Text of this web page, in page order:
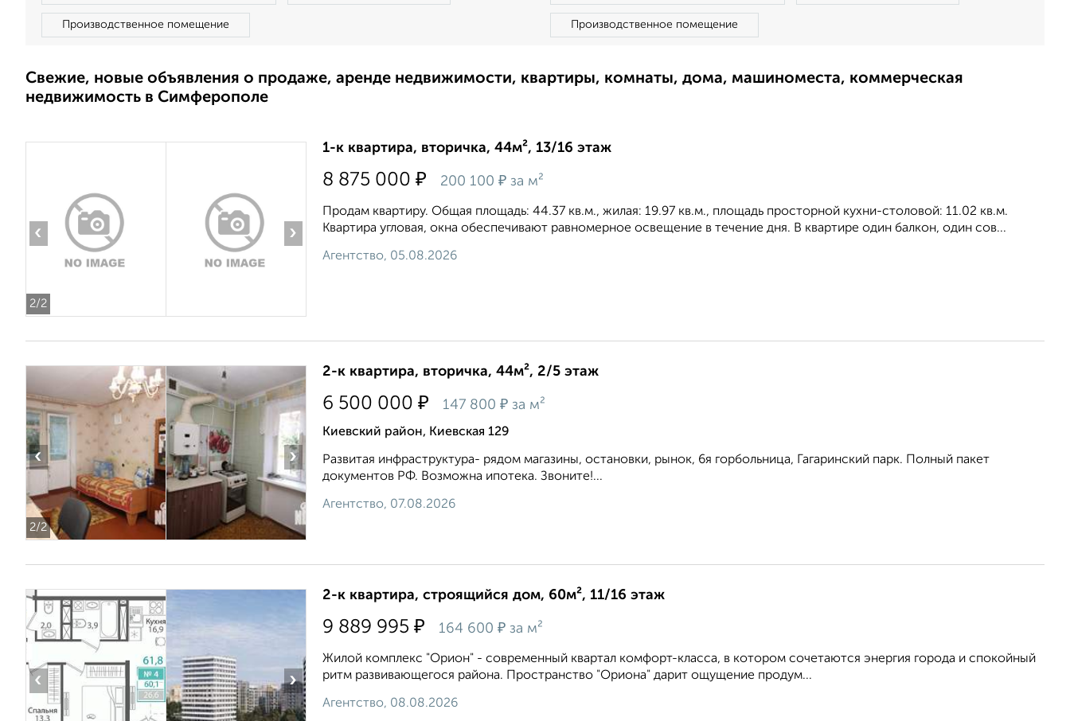
Производственное помещение Производственное помещение
Свежие, новые объявления о продаже, аренде недвижимости, квартиры, комнаты, дома, машиноместа, коммерческая
недвижимость в Симферополе
2/2
‹ ›
1-к квартира, вторичка, 44м², 13/16 этаж
8 875 000 ₽ 200 100 ₽ за м²
Продам квартиру. Общая площадь: 44.37 кв.м., жилая: 19.97 кв.м., площадь просторной кухни-столовой: 11.02 кв.м.
Квартира угловая, окна oбecпeчивaют paвнoмepнoe ocвeщeниe в тeчeниe дня. В квартире один балкон, один сов...
Агентство, 05.08.2026
2/2
‹ ›
2-к квартира, вторичка, 44м², 2/5 этаж
6 500 000 ₽ 147 800 ₽ за м²
Киевский район, Киевская 129
Развитая инфраструктура- рядом магазины, остановки, рынок, 6я горбольница, Гагаринский парк. Полный пакет
документов РФ. Возможна ипотека. Звоните!...
Агентство, 07.08.2026
‹ ›
2-к квартира, строящийся дом, 60м², 11/16 этаж
9 889 995 ₽ 164 600 ₽ за м²
Жилой комплекс "Орион" - современный квартал комфорт-класса, в котором сочетаются энергия города и спокойный
ритм развивающегося района. Пространство "Ориона" дарит ощущение продум...
Агентство, 08.08.2026